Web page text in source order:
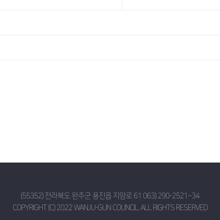
(55352) 전라북도 완주군 용진읍 지암로 61 063) 290-2521~34
COPYRIGHT (C) 2022 WANJU-GUN COUNCIL. ALL RIGHTS RESERVED